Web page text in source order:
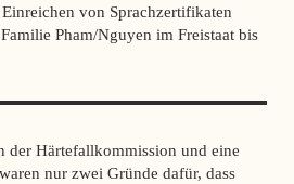
von Sprachzertifikaten
Pham/Nguyen im Freistaat bis
der Härtefallkommission und eine
nur zwei Gründe dafür, dass